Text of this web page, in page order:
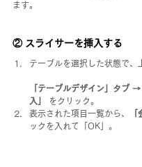
ます。
② スライサーを挿入する
テーブルを選択した状態で、
「テーブルデザイン」タブ
入」
をクリック。
表示された項目一覧から、
「
ックを入れて「OK」。